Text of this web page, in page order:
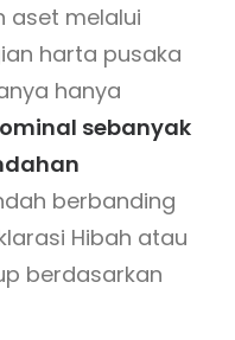
aset melalui
harta pusaka
hanya
sebanyak
berbanding
Hibah atau
berdasarkan